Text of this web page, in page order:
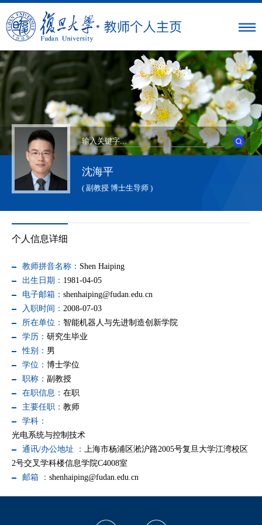
沈海平
( 副教授 博士生导师 )
个人信息详细
教师拼音名称： Shen Haiping
出生日期： 1981-04-05
电子邮箱： shenhaiping@fudan.edu.cn
入职时间： 2008-07-03
所在单位： 智能机器人与先进制造创新学院
学历： 研究生毕业
性别： 男
学位： 博士学位
职称： 副教授
在职信息： 在职
主要任职： 教师
学科：
光电系统与控制技术
通讯/办公地址 ： 上海市杨浦区淞沪路2005号复旦大学江湾校区
2号交叉学科楼信息学院C4008室
邮箱 ： shenhaiping@fudan.edu.cn